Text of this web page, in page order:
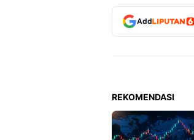
Add
REKOMENDASI